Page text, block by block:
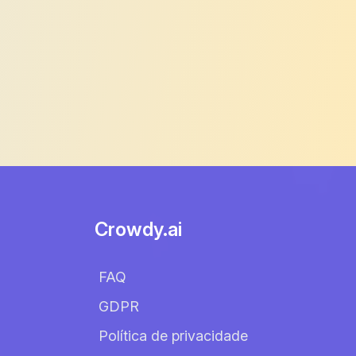
Crowdy.ai
FAQ
GDPR
Política de privacidade